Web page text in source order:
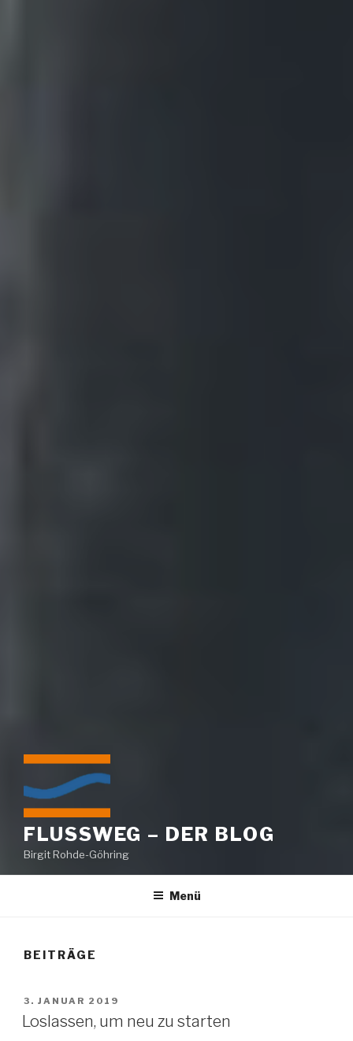
FLUSSWEG – DER BLOG
Birgit Rohde-Göhring
Menü
BEITRÄGE
VERÖFFENTLICHT
AM
3. JANUAR 2019
Loslassen, um neu zu starten